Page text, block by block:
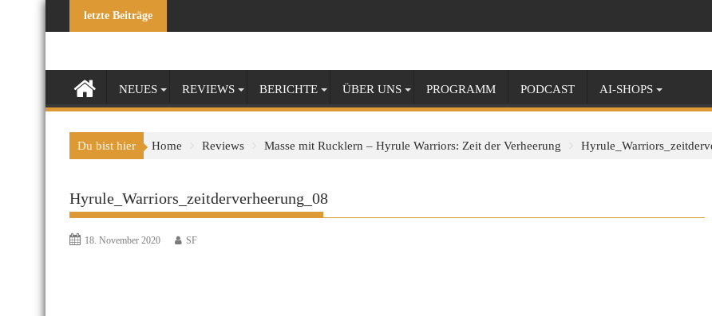
letzte Beiträge
NEUES REVIEWS BERICHTE ÜBER UNS PROGRAMM PODCAST AI-SHOPS
Du bist hier Home Reviews Masse mit Rucklern – Hyrule Warriors: Zeit der Verheerung
Hyrule_Warriors_zeitderverheerung_08
18. November 2020 SF